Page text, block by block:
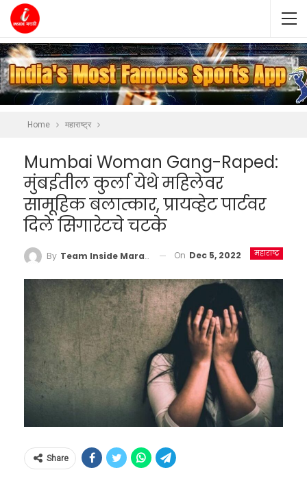
Home महाराष्ट्र
Mumbai Woman Gang-Raped:
मुंबईतील कुर्ला येथे महिलेवर
सामूहिक बलात्कार, प्रायव्हेट पार्टवर
दिले सिगारेटचे चटके
महाराष्ट्र
By Team Inside Marathi On Dec 5, 2022
Share